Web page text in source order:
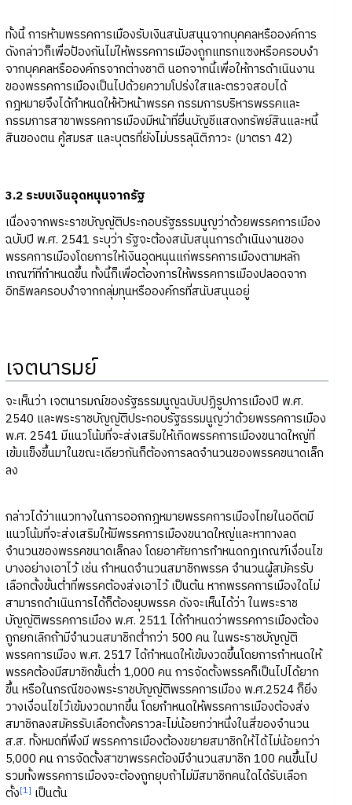
ทั้งนี้ การห้ามพรรคการเมืองรับเงินสนับสนุนจากบุคคลหรือองค์การ
ดังกล่าวก็เพื่อป้องกันไม่ให้พรรคการเมืองถูกแทรกแซงหรือครอบงำ
จากบุคคลหรือองค์กรจากต่างชาติ นอกจากนี้เพื่อให้การดำเนินงาน
ของพรรคการเมืองเป็นไปด้วยความโปร่งใสและตรวจสอบได้
กฎหมายจึงได้กำหนดให้หัวหน้าพรรค กรรมการบริหารพรรคและ
กรรมการสาขาพรรคการเมืองมีหน้าที่ยื่นบัญชีแสดงทรัพย์สินและหนี้
สินของตน คู้สมรส และบุตรที่ยังไม่บรรลุนิติภาวะ (มาตรา 42)
3.2 ระบบเงินอุดหนุนจากรัฐ
เนื่องจากพระราชบัญญัติประกอบรัฐธรรมนูญว่าด้วยพรรคการเมือง
ฉบับปี พ.ศ. 2541 ระบุว่า รัฐจะต้องสนับสนุนการดำเนินงานของ
พรรคการเมืองโดยการให้เงินอุดหนุนแก่พรรคการเมืองตามหลัก
เกณฑ์ที่กำหนดขึ้น ทั้งนี้ก็เพื่อต้องการให้พรรคการเมืองปลอดจาก
อิทธิพลครอบงำจากกลุ่มทุนหรือองค์กรที่สนับสนุนอยู่
เจตนารมย์
จะเห็นว่า เจตนารมณ์ของรัฐธรรมนูญฉบับปฏิรูปการเมืองปี พ.ศ.
2540 และพระราชบัญญัติประกอบรัฐธรรมนูญว่าด้วยพรรคการเมือง
พ.ศ. 2541 มีแนวโน้มที่จะส่งเสริมให้เกิดพรรคการเมืองขนาดใหญ่ที่
เข้มแข็งขึ้นมาในขณะเดียวกันก็ต้องการลดจำนวนของพรรคขนาดเล็ก
ลง
กล่าวได้ว่าแนวทางในการออกกฎหมายพรรคการเมืองไทยในอดีตมี
แนวโน้มที่จะส่งเสริมให้มีพรรคการเมืองขนาดใหญ่และหาทางลด
จำนวนของพรรคขนาดเล็กลง โดยอาศัยการกำหนดกฎเกณฑ์เงื่อนไข
บางอย่างเอาไว้ เช่น กำหนดจำนวนสมาชิกพรรค จำนวนผู้สมัครรับ
เลือกตั้งขั้นต่ำที่พรรคต้องส่งเอาไว้ เป็นต้น หากพรรคการเมืองใดไม่
สามารถดำเนินการได้ก็ต้องยุบพรรค ดังจะเห็นได้ว่า ในพระราช
บัญญัติพรรคการเมือง พ.ศ. 2511 ได้กำหนดว่าพรรคการเมืองต้อง
ถูกยกเลิกถ้ามีจำนวนสมาชิกต่ำกว่า 500 คน ในพระราชบัญญัติ
พรรคการเมือง พ.ศ. 2517 ได้กำหนดให้เข้มงวดขึ้นโดยการกำหนดให้
พรรคต้องมีสมาชิกขั้นต่ำ 1,000 คน การจัดตั้งพรรคก็เป็นไปได้ยาก
ขึ้น หรือในกรณีของพระราชบัญญัติพรรคการเมือง พ.ศ.2524 ก็ยิ่ง
วางเงื่อนไขไว้เข้มงวดมากขึ้น โดยกำหนดให้พรรคการเมืองต้องส่ง
สมาชิกลงสมัครรับเลือกตั้งคราวละไม่น้อยกว่าหนึ่งในสี่ของจำนวน
ส.ส. ทั้งหมดที่พึงมี พรรคการเมืองต้องขยายสมาชิกให้ได้ไม่น้อยกว่า
5,000 คน การจัดตั้งสาขาพรรคต้องมีจำนวนสมาชิก 100 คนขึ้นไป
รวมทั้งพรรคการเมืองจะต้องถูกยุบถ้าไม่มีสมาชิกคนใดได้รับเลือก
ตั้ง[1] เป็นต้น